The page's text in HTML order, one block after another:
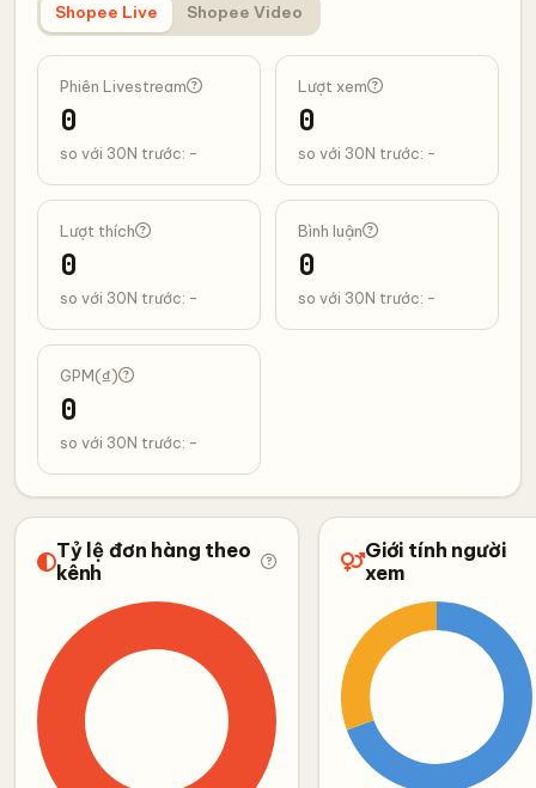
Shopee Live Shopee Video
Phiên Livestream
0
so với 30N trước: -
Lượt xem
0
so với 30N trước: -
Lượt thích
0
so với 30N trước: -
Bình luận
0
so với 30N trước: -
GPM(₫)
0
so với 30N trước: -
Tỷ lệ đơn hàng theo
kênh
Giới tính người
xem